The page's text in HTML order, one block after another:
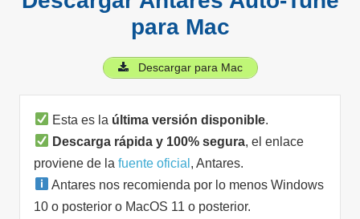
para Mac
Descargar para Mac
Esta es la última versión disponible.
Descarga rápida y 100% segura, el enlace
proviene de lafuente oficial , Antares.
Antares nos recomienda por lo menos Windows
10 o posterior o MacOS 11 o posterior.